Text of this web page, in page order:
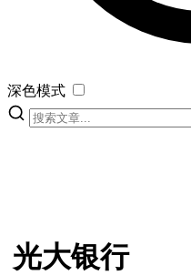
深色模式
光大银行